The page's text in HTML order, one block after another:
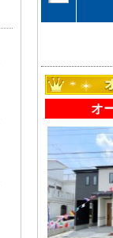
オ
中古一戸建
エリアから
路線から探